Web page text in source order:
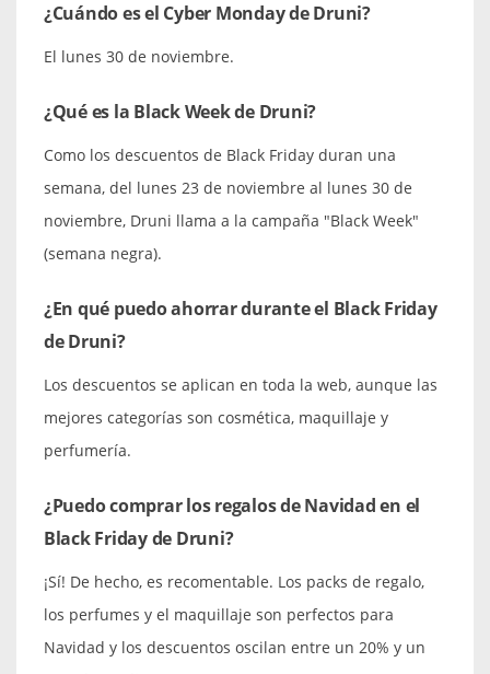
¿Cuándo es el Cyber Monday de Druni?
El lunes 30 de noviembre.
¿Qué es la Black Week de Druni?
Como los descuentos de Black Friday duran una
semana, del lunes 23 de noviembre al lunes 30 de
noviembre, Druni llama a la campaña "Black Week"
(semana negra).
¿En qué puedo ahorrar durante el Black Friday
de Druni?
Los descuentos se aplican en toda la web, aunque las
mejores categorías son cosmética, maquillaje y
perfumería.
¿Puedo comprar los regalos de Navidad en el
Black Friday de Druni?
¡Sí! De hecho, es recomentable. Los packs de regalo,
los perfumes y el maquillaje son perfectos para
Navidad y los descuentos oscilan entre un 20% y un